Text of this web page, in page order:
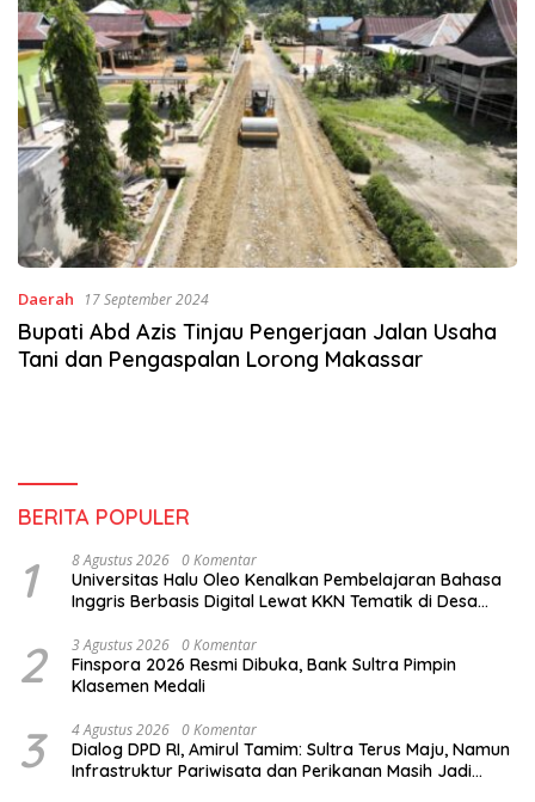
Daerah 17 September 2024
Bupati Abd Azis Tinjau Pengerjaan Jalan Usaha
Tani dan Pengaspalan Lorong Makassar
BERITA POPULER
1 8 Agustus 2026 0 Komentar
Universitas Halu Oleo Kenalkan Pembelajaran Bahasa
Inggris Berbasis Digital Lewat KKN Tematik di Desa
2 3 Agustus 2026 0 Komentar
Finspora 2026 Resmi Dibuka, Bank Sultra Pimpin
Klasemen Medali
3 4 Agustus 2026 0 Komentar
Dialog DPD RI, Amirul Tamim: Sultra Terus Maju, Namun
Infrastruktur Pariwisata dan Perikanan Masih Jadi